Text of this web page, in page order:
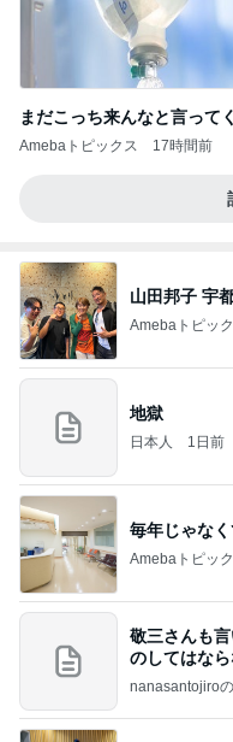
まだこっち来んなと言って
Amebaトピックス 17時間前
山田邦子 宇
Amebaトピッ
地獄
日本人 1日前
毎年じゃな
Amebaトピッ
敬三さんも
のしてはな
のよ
nanasantojiro